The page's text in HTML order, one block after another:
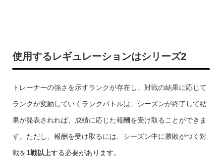
使用するレギュレーションはシリーズ2
トレーナーの強さを示すランクが存在し、対戦の結果に応じて
ランクが変動していくランクバトルは、シーズンが終了して結
果が発表されれば、成績に応じた報酬を受け取ることができま
す。ただし、報酬を受け取るには、シーズン中に勝敗がつく対
戦を1戦以上する必要があります。